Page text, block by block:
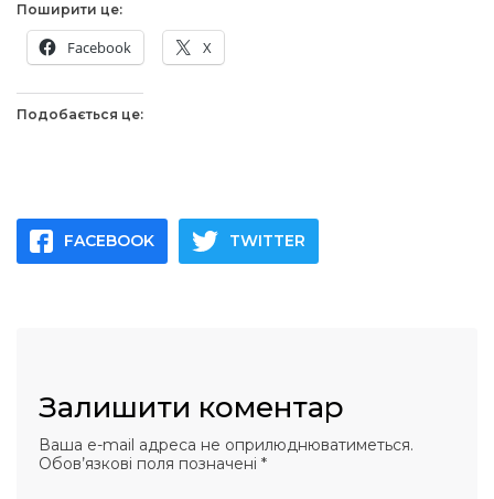
Поширити це:
Facebook X
Подобається це:
FACEBOOK TWITTER
Залишити коментар
Ваша e-mail адреса не оприлюднюватиметься.
Обов’язкові поля позначені *